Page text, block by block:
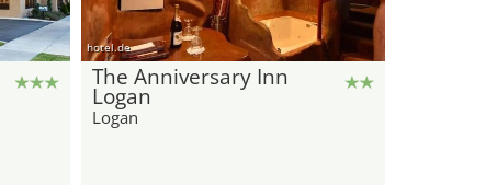
hotel.de
The Anniversary Inn
Logan
Logan